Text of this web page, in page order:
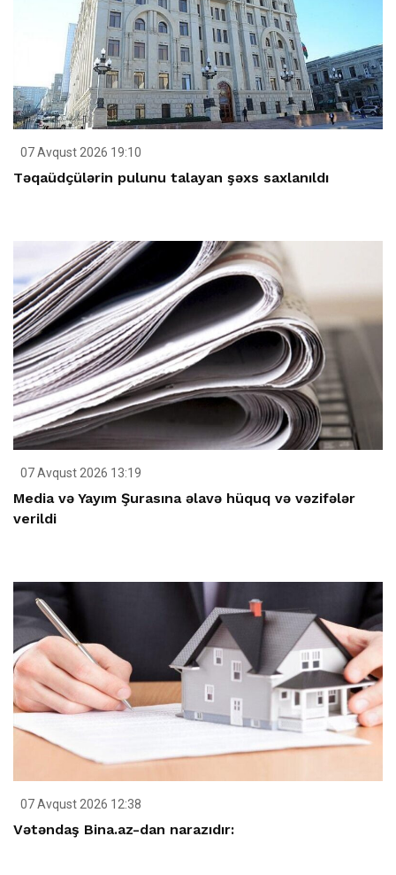
07 Avqust 2026 19:10
Təqaüdçülərin pulunu talayan şəxs saxlanıldı
07 Avqust 2026 13:19
Media və Yayım Şurasına əlavə hüquq və vəzifələr
verildi
07 Avqust 2026 12:38
Vətəndaş Bina.az-dan narazıdır: